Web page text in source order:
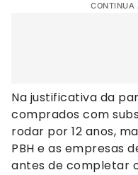
CONTINUA
Na justificativa da
comprados com
rodar por 12 anos,
PBH e as empresas
antes de completar